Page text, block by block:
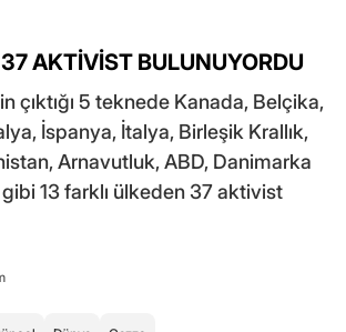
AKTİVİST BULUNUYORDU
çıktığı 5 teknede Kanada, Belçika,
İspanya, İtalya, Birleşik Krallık,
Arnavutluk, ABD, Danimarka
13 farklı ülkeden 37 aktivist